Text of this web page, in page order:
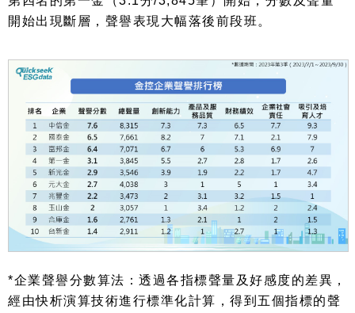
開始出現斷層，聲譽表現大幅落後前段班。
*企業聲譽分數算法：透過各指標聲量及好感度的差異，
經由快析演算技術進行標準化計算，得到五個指標的聲